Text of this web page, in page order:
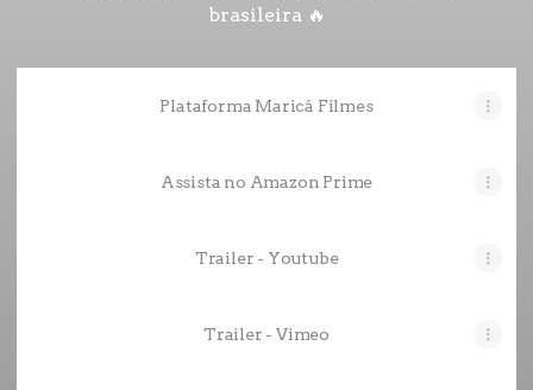
brasileira 🔥
Plataforma Maricá Filmes
Assista no Amazon Prime
Trailer - Youtube
Trailer - Vimeo